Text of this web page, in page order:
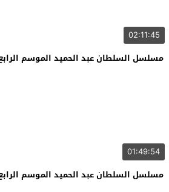
02:11:45
مسلسل السلطان عبد الحميد الموسم الرابع
01:49:54
مسلسل السلطان عبد الحميد الموسم الرابع